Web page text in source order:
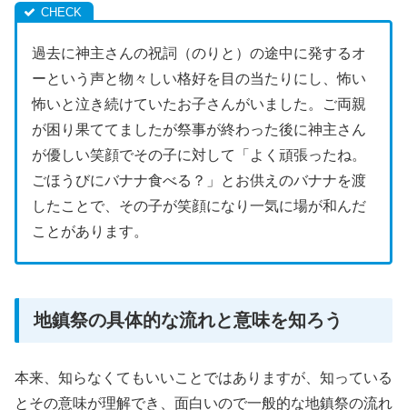
過去に神主さんの祝詞（のりと）の途中に発するオ
ーという声と物々しい格好を目の当たりにし、怖い
怖いと泣き続けていたお子さんがいました。ご両親
が困り果ててましたが祭事が終わった後に神主さん
が優しい笑顔でその子に対して「よく頑張ったね。
ごほうびにバナナ食べる？」とお供えのバナナを渡
したことで、その子が笑顔になり一気に場が和んだ
ことがあります。
地鎮祭の具体的な流れと意味を知ろう
本来、知らなくてもいいことではありますが、知っている
とその意味が理解でき、面白いので一般的な地鎮祭の流れ